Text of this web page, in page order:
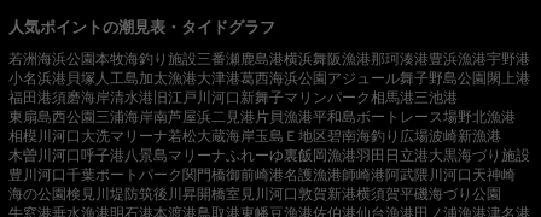
人気ポイントの潮見表・タイドグラフ
若洲海浜公園本牧海釣り施設三番瀬鹿島港横浜舞阪漁港那珂湊港豊浜漁港宇野港
小名浜港 貝塚人工島加太漁港大津港葛西海浜公園 アジュール舞子野島公園 閖上港
福田港須磨海岸清水港 旧江戸川河口 新舞子マリンパーク相馬港三池港
東扇島西公園 三浦海岸南芦屋浜二見港 片貝漁港平和島ボートレース場野北漁港
相模川河口 大洗マリーナ若松大蔵海岸玉島Ｅ地区碧南海釣り広場波崎新漁港
木曽川河口呼子港八景島マリーナふれーゆ裏飯岡漁港羽田 日立港大黒海づり施設
豊川河口千葉ポートパーク 関門橋御前崎港名護漁港師崎港 阿武隈川河口 天神崎
海の公園検見川堤防筑後川昇開橋室見川河口敦賀新港横須賀平磯海づり公園